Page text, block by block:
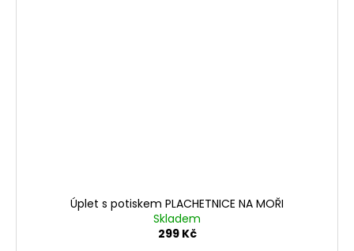
Úplet s potiskem PLACHETNICE NA MOŘI
Skladem
299 Kč